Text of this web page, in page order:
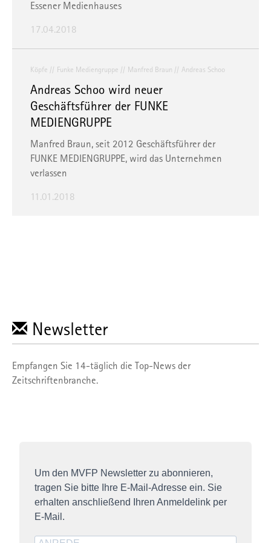
Essener Medienhauses
17.04.2018
Köpfe Funke Mediengruppe Manfred Braun Andreas Schoo
Andreas Schoo wird neuer
Geschäftsführer der FUNKE
MEDIENGRUPPE
Manfred Braun, seit 2012 Geschäftsführer der
FUNKE MEDIENGRUPPE, wird das Unternehmen
verlassen
11.01.2018
Newsletter
Empfangen Sie 14-täglich die Top-News der
Zeitschriftenbranche.
Um den MVFP Newsletter zu abonnieren,
tragen Sie bitte Ihre E-Mail-Adresse ein. Sie
erhalten anschließend Ihren Anmeldelink per
E-Mail.